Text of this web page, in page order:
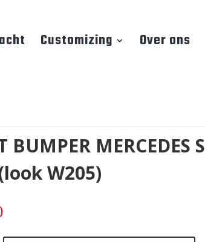
Customizing Over ons
BUMPER MERCEDES S
W205)